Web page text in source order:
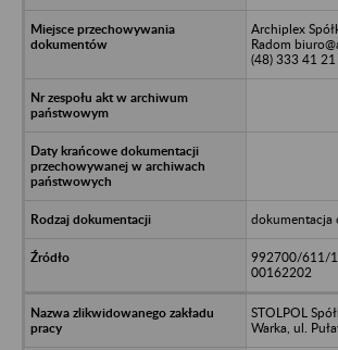
Archiplex
Radom
(48) 333 41 21
dokumentacja
992700/611/
00162202
STOLPOL
Warka, ul.